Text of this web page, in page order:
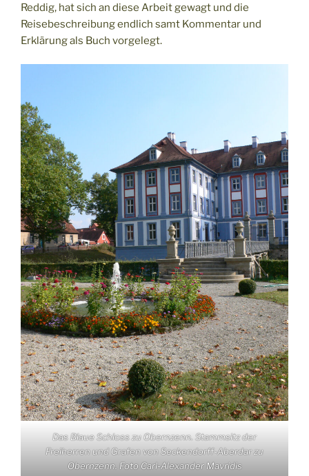
Reddig, hat sich an diese Arbeit gewagt und die
Reisebeschreibung endlich samt Kommentar und
Erklärung als Buch vorgelegt.
Das Blaue Schloss zu Obernzenn. Stammsitz der
Freiherren und Grafen von Seckendorff-Aberdar zu
Obernzenn. Foto Carl-Alexander Mavridis